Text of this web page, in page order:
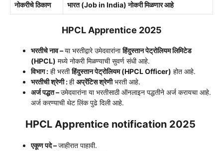
नोकरीचे ठिकाण भारत (Job in India) नोकरी मिळणार आहे
HPCL Apprentice 2025
भरतीचे नाव –या भरतीद्वारे उमेदवारांनाहिंदुस्तान पेट्रोलियमलिमिटेड
(HPCL) मध्ये नोकरी मिळण्याची सुवर्ण संधी आहे.
विभाग : ही भरतीहिंदुस्तान पेट्रोलियम(HPCL Officer) होत आहे.
भरतीची श्रेणी :हीअप्रेंटिस श्रेणीभरती आहे.
अर्ज पद्धत –उमेदवारांना या भरतीसाठी ऑनलाइन पद्धतीने अर्ज करायचा आहे.
अर्ज करण्याची थेट लिंक पुढे दिली आहे.
HPCL Apprentice notification 2025
एकूण पदे –जाहीरात पाहावी.